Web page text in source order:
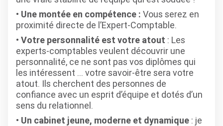
Une montée en compétence : Vous serez en
proximité directe de l’Expert-Comptable.
Votre personnalité est votre atout : Les
experts-comptables veulent découvrir une
personnalité, ce ne sont pas vos diplômes qui
les intéressent … votre savoir-être sera votre
atout. Ils cherchent des personnes de
confiance avec un esprit d’équipe et dotés d’un
sens du relationnel.
Un cabinet jeune, moderne et dynamique : je